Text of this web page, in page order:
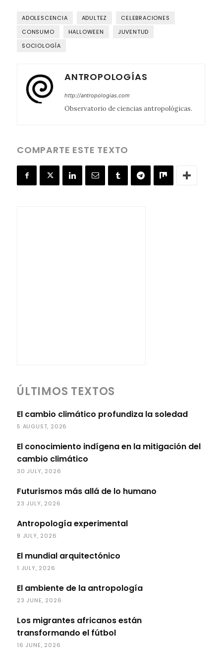
ADOLESCENCIA ADULTEZ
CELEBRACIONES
CONSUMO
HALLOWEEN
JUVENTUD
SOCIOLOGÍA
ANTROPOLOGÍAS
http://antropologias.com
Observatorio de ciencias antropológicas.
COMPARTE ESTE TEXTO
ÚLTIMOS TEXTOS
El cambio climático profundiza la soledad
5 AUGUST, 2026
El conocimiento indígena en la mitigación del
cambio climático
30 JULY, 2026
Futurismos más allá de lo humano
23 JULY, 2026
Antropología experimental
9 JULY, 2026
El mundial arquitectónico
1 JULY, 2026
El ambiente de la antropología
23 JUNE, 2026
Los migrantes africanos están
transformando el fútbol
16 JUNE, 2026